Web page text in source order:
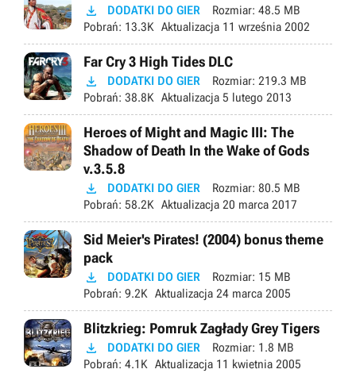
 DODATKI DO GIER Rozmiar: 48.5 MB
Pobrań: 13.3K Aktualizacja 11 września 2002
Far Cry 3 High Tides DLC
 DODATKI DO GIER Rozmiar: 219.3 MB
Pobrań: 38.8K Aktualizacja 5 lutego 2013
Heroes of Might and Magic III: The
Shadow of Death In the Wake of Gods
v.3.5.8
 DODATKI DO GIER Rozmiar: 80.5 MB
Pobrań: 58.2K Aktualizacja 20 marca 2017
Sid Meier's Pirates! (2004) bonus theme
pack
 DODATKI DO GIER Rozmiar: 15 MB
Pobrań: 9.2K Aktualizacja 24 marca 2005
Blitzkrieg: Pomruk Zagłady Grey Tigers
 DODATKI DO GIER Rozmiar: 1.8 MB
Pobrań: 4.1K Aktualizacja 11 kwietnia 2005